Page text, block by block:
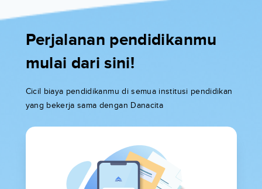
Perjalanan pendidikanmu
mulai dari sini!
Cicil biaya pendidikanmu di semua institusi pendidikan
yang bekerja sama dengan Danacita